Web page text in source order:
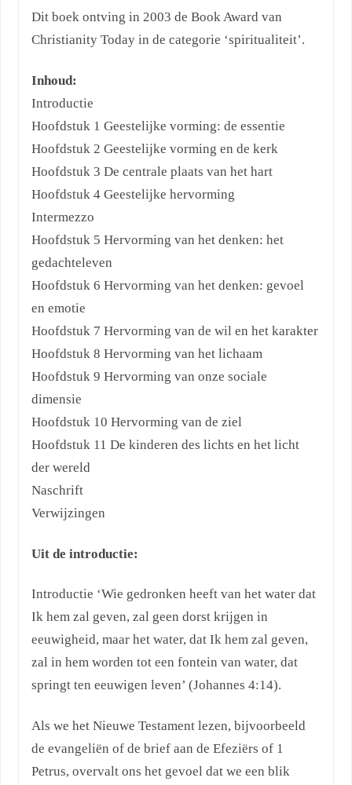
Dit boek ontving in 2003 de Book Award van
Christianity Today in de categorie ‘spiritualiteit’.
Inhoud:
Introductie
Hoofdstuk 1 Geestelijke vorming: de essentie
Hoofdstuk 2 Geestelijke vorming en de kerk
Hoofdstuk 3 De centrale plaats van het hart
Hoofdstuk 4 Geestelijke hervorming
Intermezzo
Hoofdstuk 5 Hervorming van het denken: het
gedachteleven
Hoofdstuk 6 Hervorming van het denken: gevoel
en emotie
Hoofdstuk 7 Hervorming van de wil en het karakter
Hoofdstuk 8 Hervorming van het lichaam
Hoofdstuk 9 Hervorming van onze sociale
dimensie
Hoofdstuk 10 Hervorming van de ziel
Hoofdstuk 11 De kinderen des lichts en het licht
der wereld
Naschrift
Verwijzingen
Uit de introductie:
Introductie ‘Wie gedronken heeft van het water dat
Ik hem zal geven, zal geen dorst krijgen in
eeuwigheid, maar het water, dat Ik hem zal geven,
zal in hem worden tot een fontein van water, dat
springt ten eeuwigen leven’ (Johannes 4:14).
Als we het Nieuwe Testament lezen, bijvoorbeeld
de evangeliën of de brief aan de Efeziërs of 1
Petrus, overvalt ons het gevoel dat we een blik